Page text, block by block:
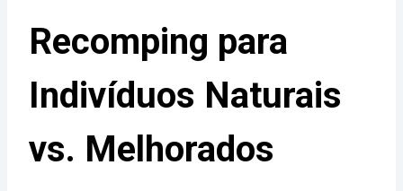
Recomping para
Indivíduos Naturais
vs. Melhorados